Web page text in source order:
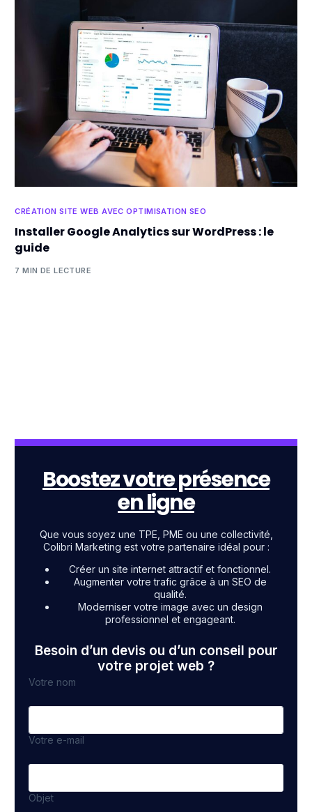
CRÉATION SITE WEB AVEC OPTIMISATION SEO
Installer Google Analytics sur WordPress : le
guide
7 MIN DE LECTURE
Boostez votre présence
en ligne
Que vous soyez une TPE, PME ou une collectivité,
Colibri Marketing est votre partenaire idéal pour :
Créer un site internet attractif et fonctionnel.
Augmenter votre trafic grâce à un SEO de
qualité.
Moderniser votre image avec un design
professionnel et engageant.
Besoin d’un devis ou d’un conseil pour
votre projet web ?
Votre nom
Votre e-mail
Objet